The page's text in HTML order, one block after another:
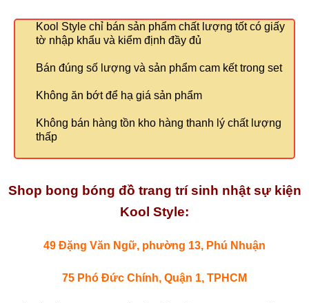
Kool Style chỉ bán sản phẩm chất lượng tốt có giấy
tờ nhập khẩu và kiểm định đầy đủ
Bán đúng số lượng và sản phẩm cam kết trong set
Không ăn bớt để hạ giá sản phẩm
Không bán hàng tồn kho hàng thanh lý chất lượng
thấp
Shop bong bóng đồ trang trí sinh nhật sự kiện
Kool Style:
49 Đặng Văn Ngữ, phường 13, Phú Nhuận
75 Phó Đức Chính, Quận 1, TPHCM